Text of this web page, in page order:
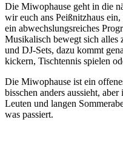
Die Miwophause geht in die
wir euch ans Peißnitzhaus
ein abwechslungsreiches
Musikalisch bewegt sich
und DJ-Sets, dazu kommt
kickern, Tischtennis spielen
Die Miwophause ist ein
bisschen anders aussieht,
Leuten und langen
was passiert.